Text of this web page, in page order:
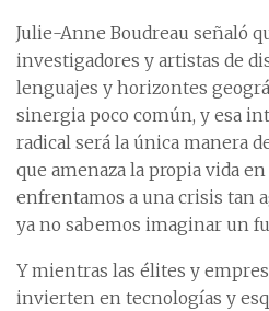
Julie-Anne Boudreau señaló
investigadores y artistas de
lenguajes y horizontes
sinergia poco común, y esa
radical será la única manera
que amenaza la propia vida
enfrentamos a una crisis tan
ya no sabemos imaginar un
Y mientras las élites y
invierten en tecnologías y